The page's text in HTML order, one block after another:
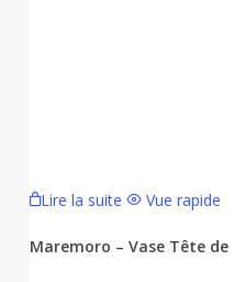
Lire la suite Vue rapide
Maremoro – Vase Tête de